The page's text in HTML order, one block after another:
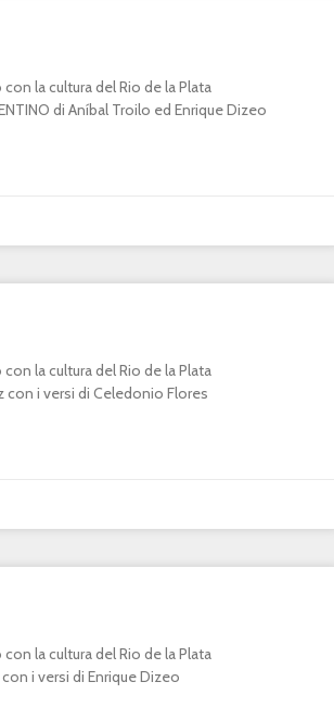
la cultura del Rio de la Plata
di Aníbal Troilo ed Enrique Dizeo
la cultura del Rio de la Plata
con i versi di Celedonio Flores
la cultura del Rio de la Plata
con i versi di Enrique Dizeo